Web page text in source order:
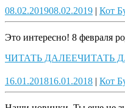
08.02.201908.02.2019 | Кот
Это интересно! 8 февраля
ЧИТАТЬ ДАЛЕЕЧИТАТЬ
16.01.201816.01.2018 | Кот